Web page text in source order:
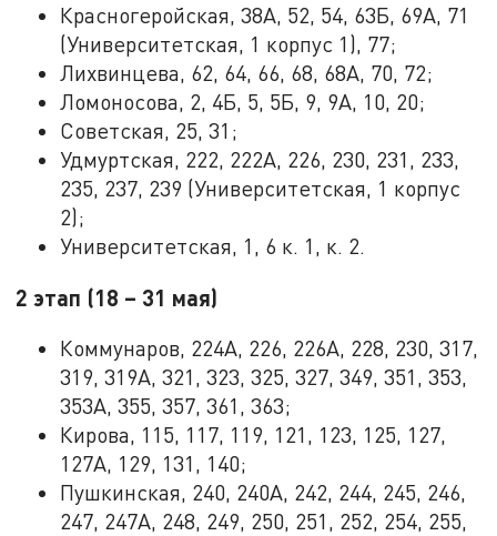
Красногеройская, 38А, 52, 54, 63Б, 69А, 71
(Университетская, 1 корпус 1), 77;
Лихвинцева, 62, 64, 66, 68, 68А, 70, 72;
Ломоносова, 2, 4Б, 5, 5Б, 9, 9А, 10, 20;
Советская, 25, 31;
Удмуртская, 222, 222А, 226, 230, 231, 233,
235, 237, 239 (Университетская, 1 корпус
2);
Университетская, 1, 6 к. 1, к. 2.
2 этап (18 – 31 мая)
Коммунаров, 224А, 226, 226А, 228, 230, 317,
319, 319А, 321, 323, 325, 327, 349, 351, 353,
353А, 355, 357, 361, 363;
Кирова, 115, 117, 119, 121, 123, 125, 127,
127А, 129, 131, 140;
Пушкинская, 240, 240А, 242, 244, 245, 246,
247, 247А, 248, 249, 250, 251, 252, 254, 255,